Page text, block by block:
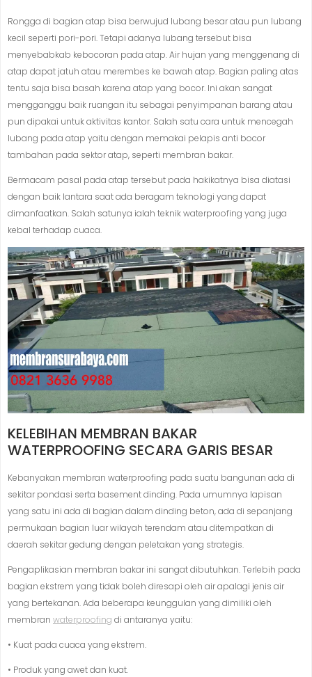
Rongga di bagian atap bisa berwujud lubang besar atau pun lubang
kecil seperti pori-pori. Tetapi adanya lubang tersebut bisa
menyebabkab kebocoran pada atap. Air hujan yang menggenang di
atap dapat jatuh atau merembes ke bawah atap. Bagian paling atas
tentu saja bisa basah karena atap yang bocor. Ini akan sangat
mengganggu baik ruangan itu sebagai penyimpanan barang atau
pun dipakai untuk aktivitas kantor. Salah satu cara untuk mencegah
lubang pada atap yaitu dengan memakai pelapis anti bocor
tambahan pada sektor atap, seperti membran bakar.
Bermacam pasal pada atap tersebut pada hakikatnya bisa diatasi
dengan baik lantara saat ada beragam teknologi yang dapat
dimanfaatkan. Salah satunya ialah teknik waterproofing yang juga
kebal terhadap cuaca.
KELEBIHAN MEMBRAN BAKAR
WATERPROOFING SECARA GARIS BESAR
Kebanyakan membran waterproofing pada suatu bangunan ada di
sekitar pondasi serta basement dinding. Pada umumnya lapisan
yang satu ini ada di bagian dalam dinding beton, ada di sepanjang
permukaan bagian luar wilayah terendam atau ditempatkan di
daerah sekitar gedung dengan peletakan yang strategis.
Pengaplikasian membran bakar ini sangat dibutuhkan. Terlebih pada
bagian ekstrem yang tidak boleh diresapi oleh air apalagi jenis air
yang bertekanan. Ada beberapa keunggulan yang dimiliki oleh
membran waterproofing di antaranya yaitu:
• Kuat pada cuaca yang ekstrem.
• Produk yang awet dan kuat.